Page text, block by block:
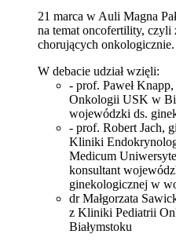
21 marca w Auli Magna
na temat oncofertility, czyli
chorujących onkologicznie.
W debacie udział wzięli:
- prof. Paweł
Onkologii USK w
wojewódzki ds.
- prof. Robert Jach,
Kliniki
Medicum
konsultant
ginekologicznej w
dr Małgorzata
z Kliniki Pediatrii
Białymstoku